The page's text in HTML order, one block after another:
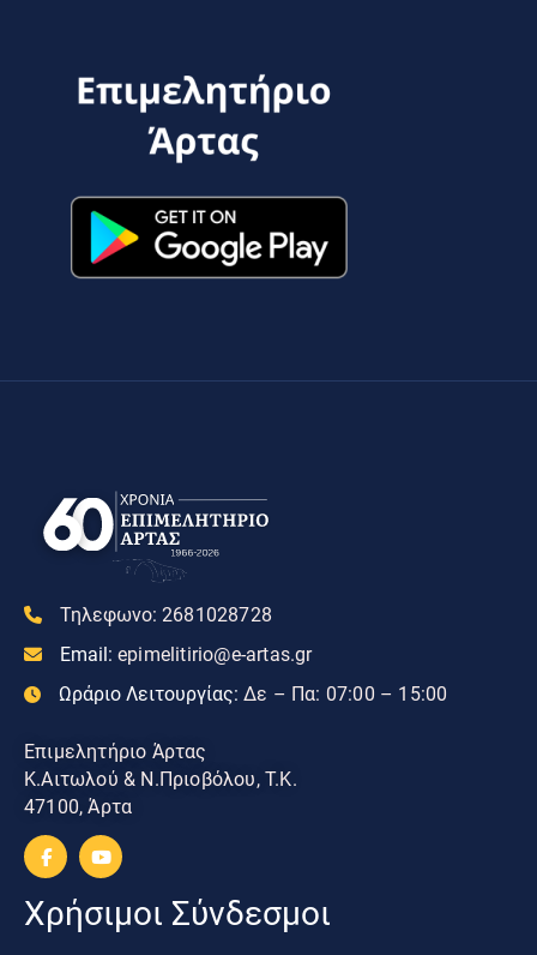
Τηλεφωνο: 2681028728
Email: epimelitirio@e-artas.gr
Ωράριο Λειτουργίας: Δε – Πα: 07:00 – 15:00
Επιμελητήριο Άρτας
Κ.Αιτωλού & Ν.Πριοβόλου, Τ.Κ.
47100, Άρτα
Χρήσιμοι Σύνδεσμοι